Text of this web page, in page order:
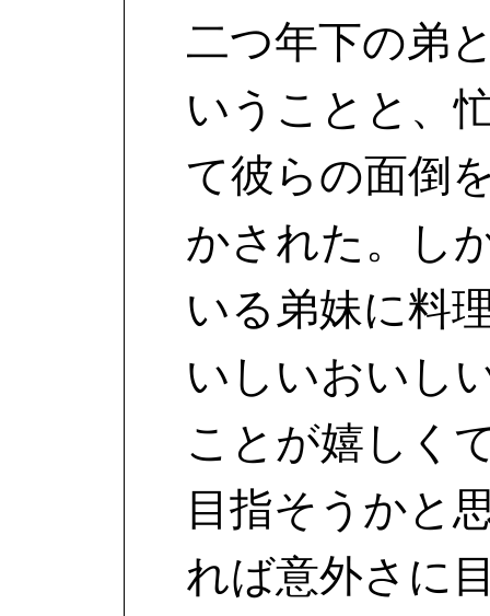
二つ年下の弟
いうことと、
て彼らの面倒
かされた。し
いる弟妹に料
いしいおいし
ことが嬉しく
目指そうかと
れば意外さに